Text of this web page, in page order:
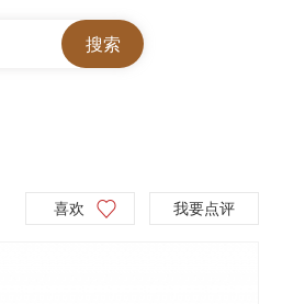
喜欢 我要点评